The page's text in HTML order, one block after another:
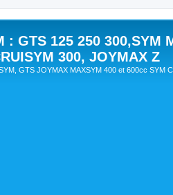
: GTS 125 250 300,SYM
300, JOYMAX Z
GTS JOYMAX MAXSYM 400 et 600cc SYM